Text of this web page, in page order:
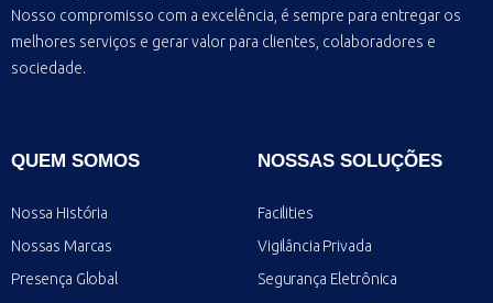
Nosso compromisso com a excelência, é sempre para entregar os
melhores serviços e gerar valor para clientes, colaboradores e
sociedade.
QUEM SOMOS
Nossa História
Nossas Marcas
Presença Global
NOSSAS SOLUÇÕES
Facilities
Vigilância Privada
Segurança Eletrônica